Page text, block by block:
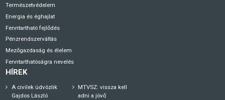
Természetvédelem
Energia és éghajlat
Fenntartható fejlődés
Pénzrendszerváltás
Mezőgazdaság és élelem
Fenntarthatóságra nevelés
HÍREK
A civilek üdvözlik
Gajdos László
MTVSZ: vissza kell
adni a jövő